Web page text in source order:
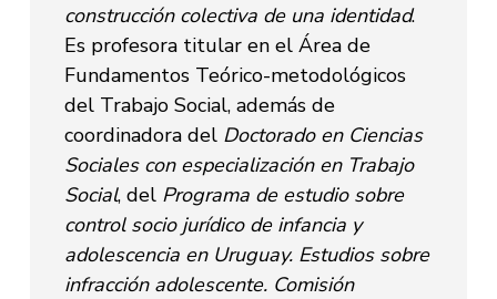
construcción colectiva de una identidad.
Es profesora titular en el Área de
Fundamentos Teórico-metodológicos
del Trabajo Social, además de
coordinadora del Doctorado en Ciencias
Sociales con especialización en Trabajo
Social, del Programa de estudio sobre
control socio jurídico de infancia y
adolescencia en Uruguay. Estudios sobre
infracción adolescente. Comisión